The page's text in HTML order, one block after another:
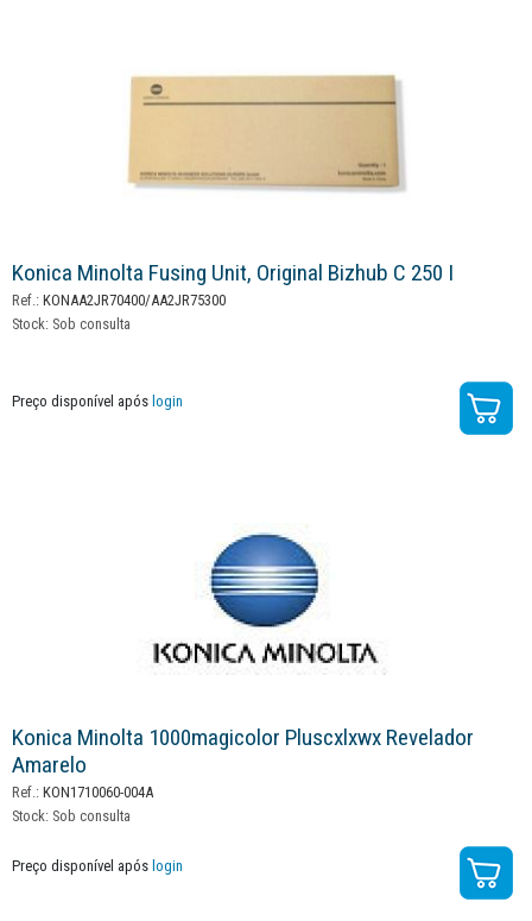
Konica Minolta Fusing Unit, Original Bizhub C 250 I
Ref.: KONAA2JR70400/AA2JR75300
Stock: Sob consulta
Preço disponível após login
Konica Minolta 1000magicolor Pluscxlxwx Revelador
Amarelo
Ref.: KON1710060-004A
Stock: Sob consulta
Preço disponível após login